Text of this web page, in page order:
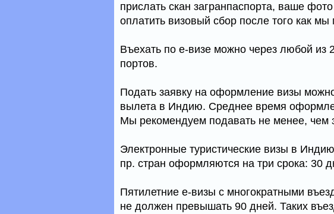
прислать скан загранпаспорта, ваше
оплатить визовый сбор после того как
Въехать по е-визе можно через любой из
портов.
Подать заявку на оформление визы
вылета в Индию. Среднее время
Мы рекомендуем подавать не менее, чем
Электронные туристические визы в
пр. стран оформляются на три срока: 30
Пятилетние е-визы с многократными
не должен превышать 90 дней. Таких